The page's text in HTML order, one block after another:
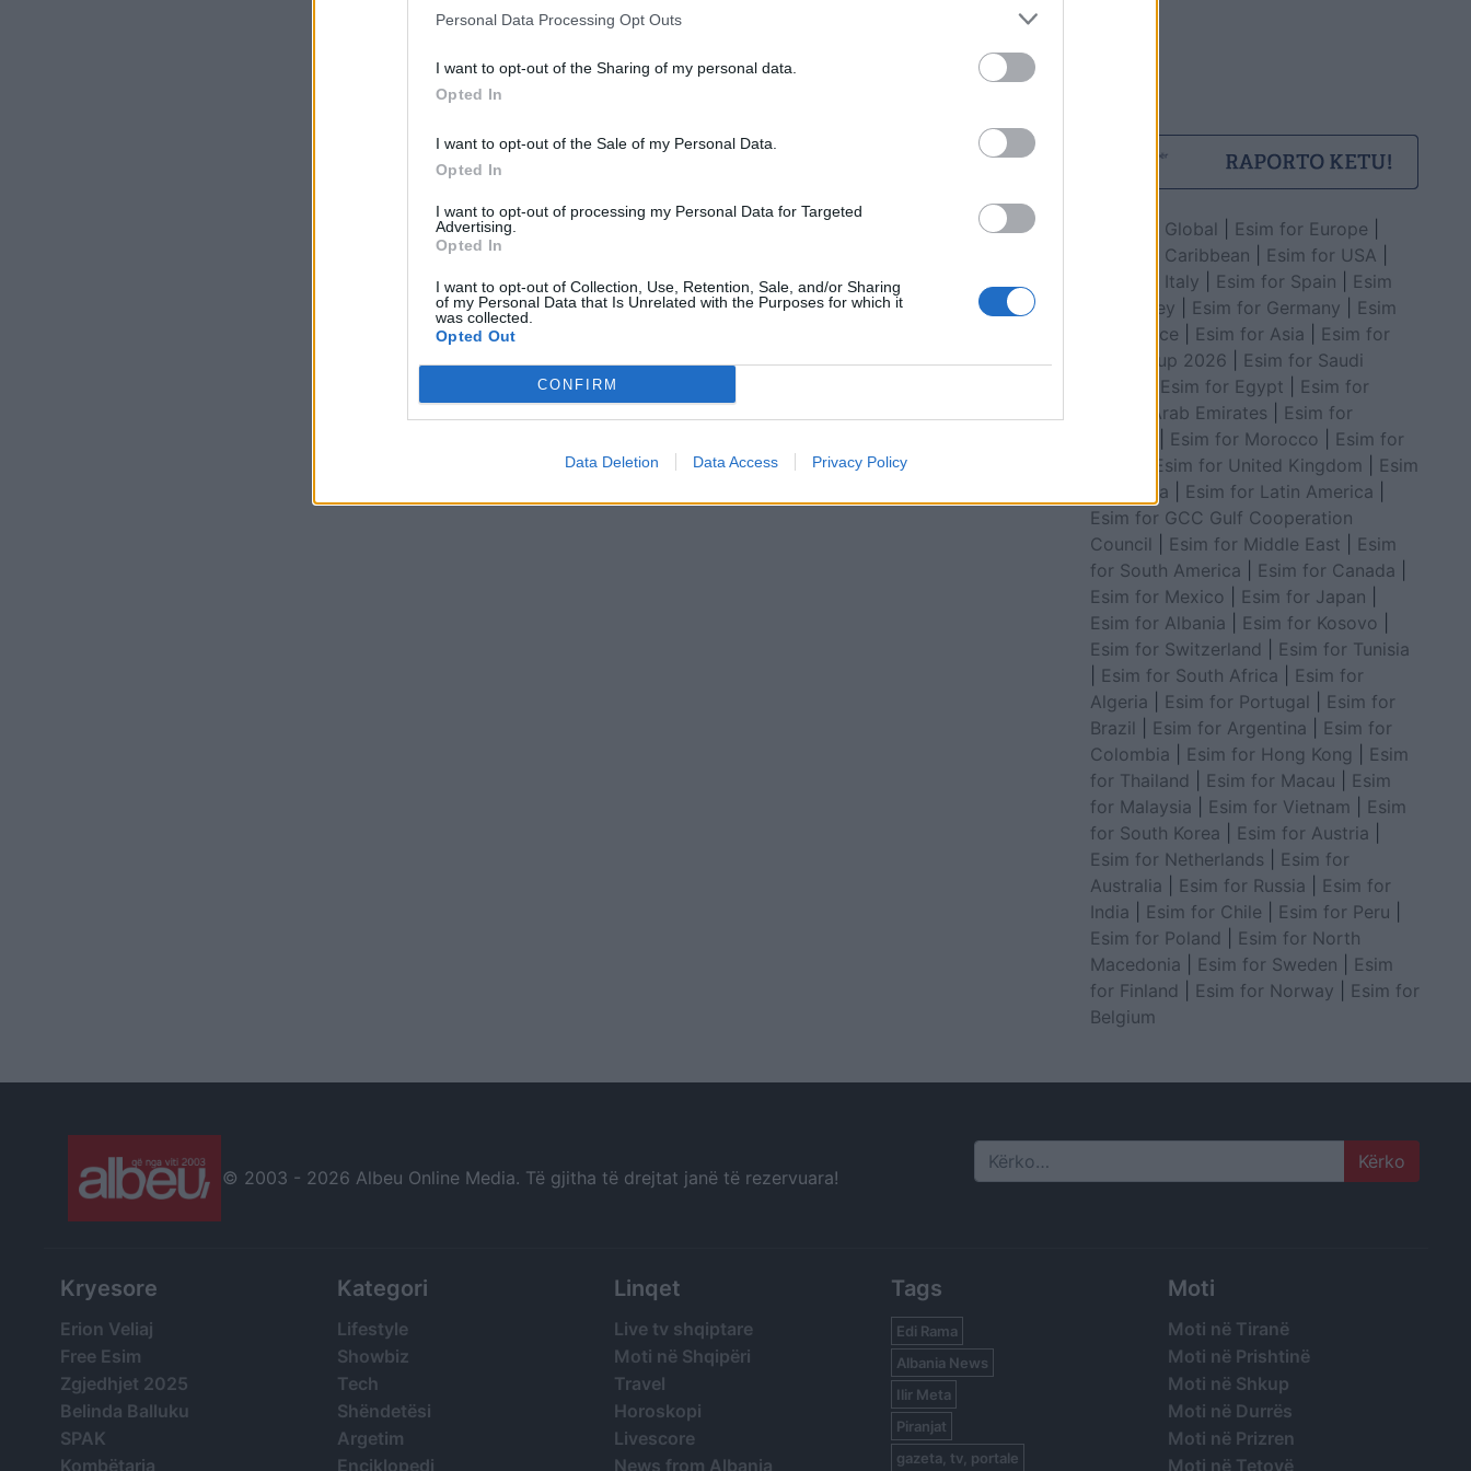
Personal Data Processing Opt Outs
I want to opt-out of the Sharing of my personal data.
Opted In
I want to opt-out of the Sale of my Personal Data.
Opted In
I want to opt-out of processing my Personal Data for Targeted
Advertising.
Opted In
I want to opt-out of Collection, Use, Retention, Sale, and/or Sharing
of my Personal Data that Is Unrelated with the Purposes for which it
was collected.
Opted Out
CONFIRM
Data Deletion Data Access Privacy Policy
Esim for Global Esim for Europe
Esim for Caribbean
Esim for USA
Esim for Italy
Esim for Spain
Esim
for Turkey
Esim for Germany
Esim
for Greece
Esim for Asia
Esim for
World Cup 2026
Esim for Saudi
Esim for Egypt
Esim for
United Arab Emirates
Esim for
Esim for Morocco
Esim for
Esim for United Kingdom
Esim
for Africa
Esim for Latin America
Esim for GCC Gulf Cooperation
Council
Esim for Middle East
Esim
for South America
Esim for Canada
Esim for Mexico
Esim for Japan
Esim for Albania
Esim for Kosovo
Esim for Switzerland
Esim for Tunisia
Esim for South Africa
Esim for
Algeria
Esim for Portugal
Esim for
Brazil
Esim for Argentina
Esim for
Colombia
Esim for Hong Kong
Esim
for Thailand
Esim for Macau
Esim
for Malaysia
Esim for Vietnam
Esim
for South Korea
Esim for Austria
Esim for Netherlands
Esim for
Australia
Esim for Russia
Esim for
India
Esim for Chile Esim for Peru
Esim for Poland
Esim for North
Macedonia
Esim for Sweden
Esim
for Finland
Esim for Norway
Esim for
Belgium
© 2003 - 2026 Albeu Online Media. Të gjitha të drejtat janë të rezervuara! Search
Kryesore
Erion Veliaj
Free Esim
Zgjedhjet 2025
Belinda Balluku
SPAK
Kombëtarja
Kategori
Lifestyle
Showbiz
Tech
Shëndetësi
Argetim
Enciklopedi
Linqet
Live tv shqiptare
Moti në Shqipëri
Travel
Horoskopi
Livescore
News from Albania
Tags
Edi Rama
Albania News
Ilir Meta
Piranjat
gazeta, tv, portale
Moti
Moti në Tiranë
Moti në Prishtinë
Moti në Shkup
Moti në Durrës
Moti në Prizren
Moti në Tetovë